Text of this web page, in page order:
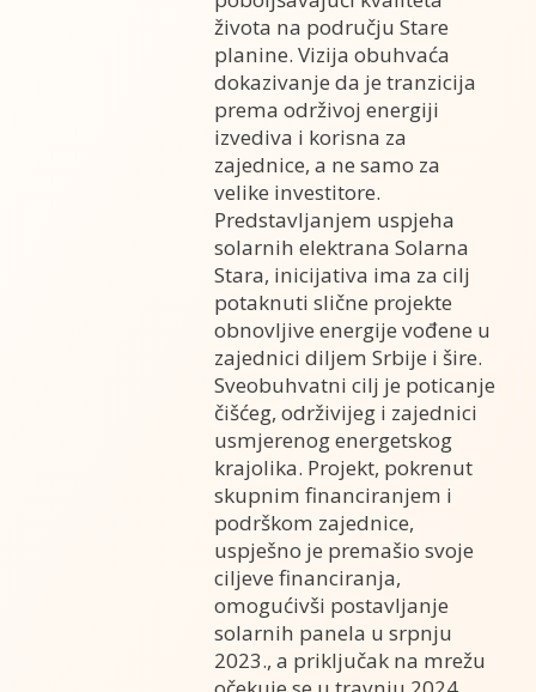
života na području Stare
planine. Vizija obuhvaća
dokazivanje da je tranzicija
prema održivoj energiji
izvediva i korisna za
zajednice, a ne samo za
velike investitore.
Predstavljanjem uspjeha
solarnih elektrana Solarna
Stara, inicijativa ima za cilj
potaknuti slične projekte
obnovljive energije vođene u
zajednici diljem Srbije i šire.
Sveobuhvatni cilj je poticanje
čišćeg, održivijeg i zajednici
usmjerenog energetskog
krajolika. Projekt, pokrenut
skupnim financiranjem i
podrškom zajednice,
uspješno je premašio svoje
ciljeve financiranja,
omogućivši postavljanje
solarnih panela u srpnju
2023., a priključak na mrežu